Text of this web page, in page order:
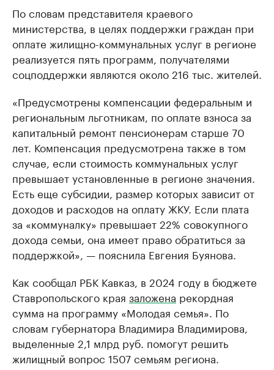
По словам представителя краевого
министерства, в целях поддержки граждан при
оплате жилищно-коммунальных услуг в регионе
реализуется пять программ, получателями
соцподдержки являются около 216 тыс. жителей.
«Предусмотрены компенсации федеральным и
региональным льготникам, по оплате взноса за
капитальный ремонт пенсионерам старше 70
лет. Компенсация предусмотрена также в том
случае, если стоимость коммунальных услуг
превышает установленные в регионе значения.
Есть еще субсидии, размер которых зависит от
доходов и расходов на оплату ЖКУ. Если плата
за «коммуналку» превышает 22% совокупного
дохода семьи, она имеет право обратиться за
поддержкой», — пояснила Евгения Буянова.
Как сообщал РБК Кавказ, в 2024 году в бюджете
Ставропольского края заложена рекордная
сумма на программу «Молодая семья». По
словам губернатора Владимира Владимирова,
выделенные 2,1 млрд руб. помогут решить
жилищный вопрос 1507 семьям региона.